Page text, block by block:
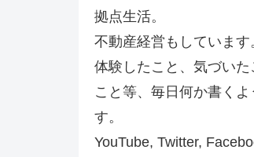
拠点生活。
不動産経営もしています
体験したこと、気づいた
こと等、毎日何か書くよ
す。
YouTube, Twitter,